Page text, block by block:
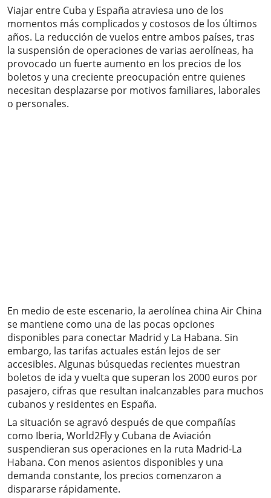
Viajar entre Cuba y España atraviesa uno de los
momentos más complicados y costosos de los últimos
años. La reducción de vuelos entre ambos países, tras
la suspensión de operaciones de varias aerolíneas, ha
provocado un fuerte aumento en los precios de los
boletos y una creciente preocupación entre quienes
necesitan desplazarse por motivos familiares, laborales
o personales.
En medio de este escenario, la aerolínea china Air China
se mantiene como una de las pocas opciones
disponibles para conectar Madrid y La Habana. Sin
embargo, las tarifas actuales están lejos de ser
accesibles. Algunas búsquedas recientes muestran
boletos de ida y vuelta que superan los 2000 euros por
pasajero, cifras que resultan inalcanzables para muchos
cubanos y residentes en España.
La situación se agravó después de que compañías
como Iberia, World2Fly y Cubana de Aviación
suspendieran sus operaciones en la ruta Madrid-La
Habana. Con menos asientos disponibles y una
demanda constante, los precios comenzaron a
dispararse rápidamente.